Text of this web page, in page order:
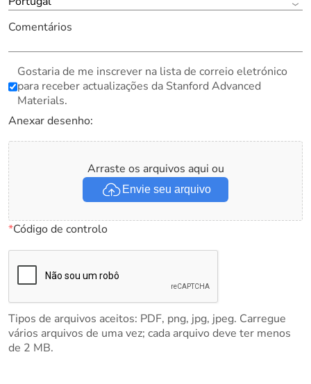
Comentários
Gostaria de me inscrever na lista de correio eletrónico
para receber actualizações da Stanford Advanced
Materials.
Anexar desenho:
Arraste os arquivos aqui ou
Envie seu arquivo
*Código de controlo
Tipos de arquivos aceitos: PDF, png, jpg, jpeg. Carregue
vários arquivos de uma vez; cada arquivo deve ter menos
de 2 MB.